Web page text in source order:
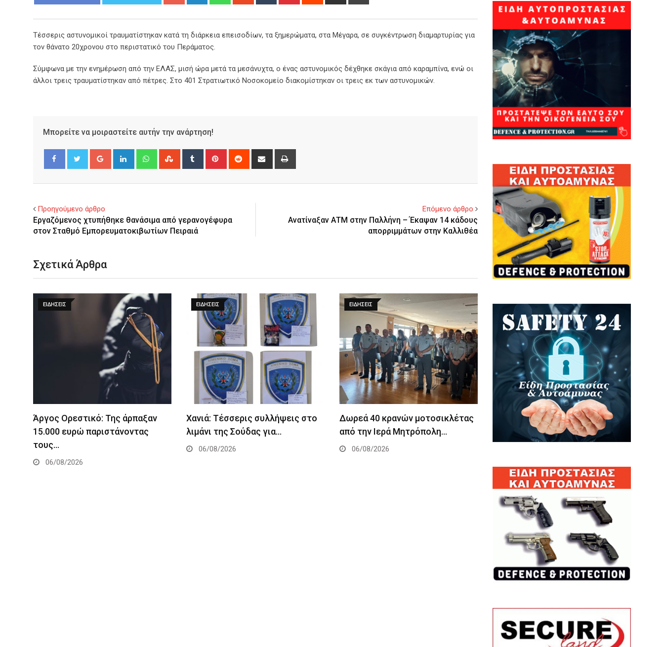
Τέσσερις αστυνομικοί τραυματίστηκαν κατά τη διάρκεια επεισοδίων, τα ξημερώματα, στα Μέγαρα, σε συγκέντρωση διαμαρτυρίας για
τον θάνατο 20χρονου στο περιστατικό του Περάματος.
Σύμφωνα με την ενημέρωση από την ΕΛΑΣ, μισή ώρα μετά τα μεσάνυχτα, ο ένας αστυνομικός δέχθηκε σκάγια από καραμπίνα, ενώ οι
άλλοι τρεις τραυματίστηκαν από πέτρες. Στο 401 Στρατιωτικό Νοσοκομείο διακομίστηκαν οι τρεις εκ των αστυνομικών.
Μπορείτε να μοιραστείτε αυτήν την ανάρτηση!
Google+ LinkedIn WhatsappStumbleUpon
Tumblr Pinterest Reddit
Share
Προηγούμενο άρθρο
Εργαζόμενος χτυπήθηκε θανάσιμα από γερανογέφυρα
στον Σταθμό Εμπορευματοκιβωτίων Πειραιά
Επόμενο άρθρο
Ανατίναξαν ΑΤΜ στην Παλλήνη – Έκαψαν 14 κάδους
απορριμμάτων στην Καλλιθέα
Σχετικά Άρθρα
ΕΙΔΉΣΕΙΣ
Άργος Ορεστικό: Της άρπαξαν
15.000 ευρώ παριστάνοντας
τους…
06/08/2026
ΕΙΔΉΣΕΙΣ
Χανιά: Τέσσερις συλλήψεις στο
λιμάνι της Σούδας για…
06/08/2026
ΕΙΔΉΣΕΙΣ
Δωρεά 40 κρανών μοτοσικλέτας
από την Ιερά Μητρόπολη…
06/08/2026